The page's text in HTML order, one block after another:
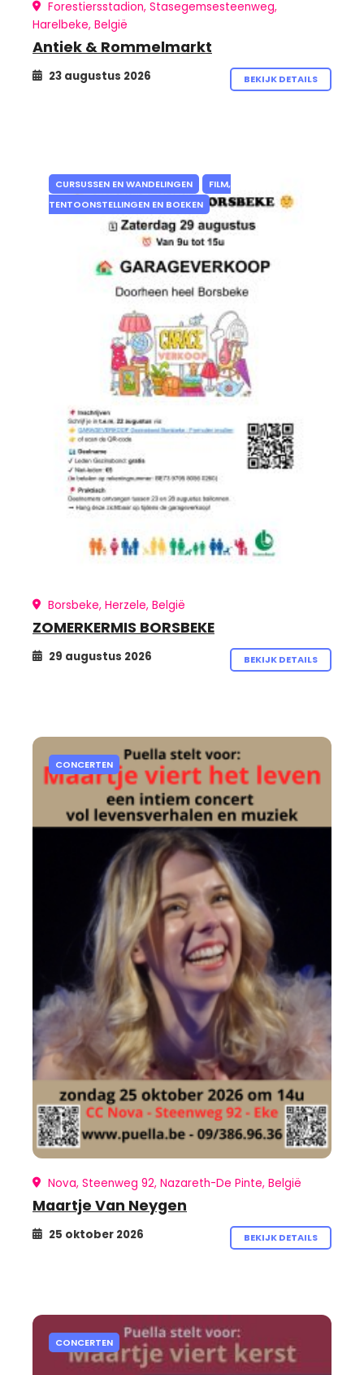
Forestiersstadion, Stasegemsesteenweg,
Harelbeke, België
Antiek & Rommelmarkt
23 augustus 2026 BEKIJK DETAILS
CURSUSSEN EN WANDELINGEN
FILM,
TENTOONSTELLINGEN EN BOEKEN
Borsbeke, Herzele, België
ZOMERKERMIS BORSBEKE
29 augustus 2026 BEKIJK DETAILS
CONCERTEN
Nova, Steenweg 92, Nazareth-De Pinte, België
Maartje Van Neygen
25 oktober 2026 BEKIJK DETAILS
CONCERTEN